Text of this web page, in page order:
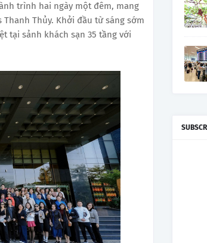
trình hai ngày một đêm, mang
Thủy. Khởi đầu từ sáng sớm
tại sảnh khách sạn 35 tầng với